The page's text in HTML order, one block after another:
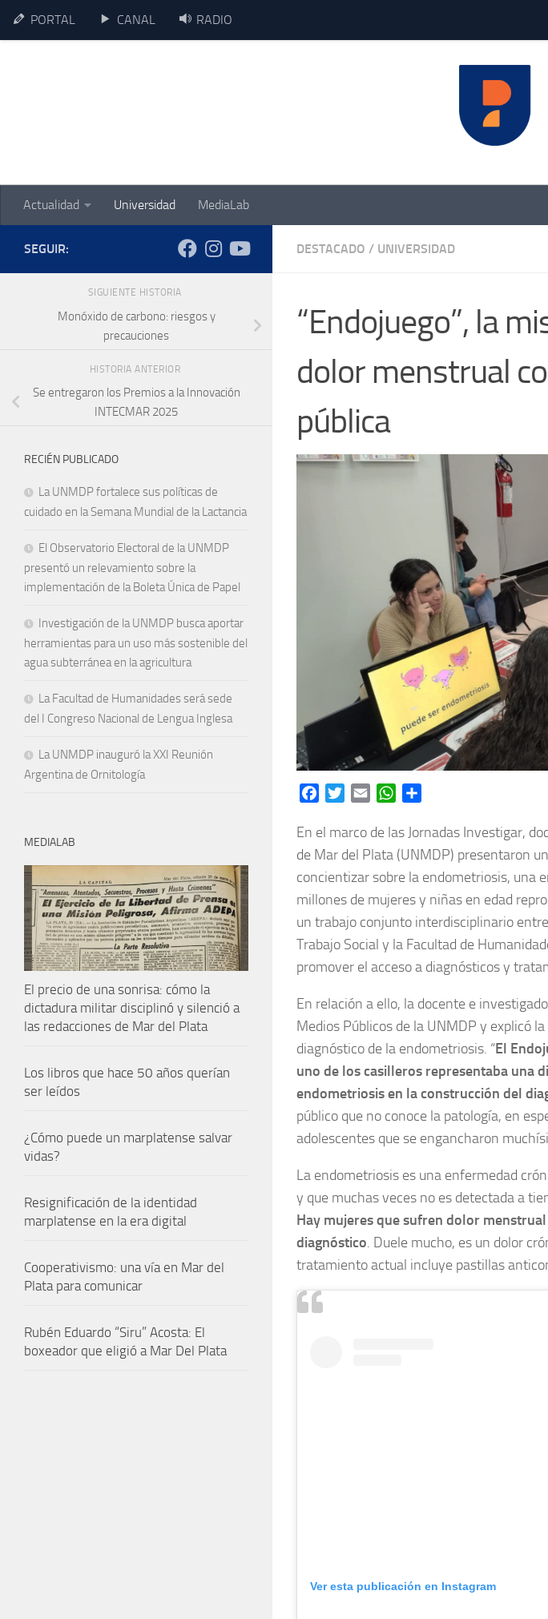
Skip to content
PORTAL CANAL RADIO
Actualidad Universidad MediaLab
DESTACADO / UNIVERSIDAD
“Endojuego”, la
dolor menstrual
pública
FacebookTwitterEmail WhatsApp
En el marco de las Jornadas Investigar,
de Mar del Plata (UNMDP) presentaron
concientizar sobre la endometriosis, una
millones de mujeres y niñas en edad
un trabajo conjunto interdisciplinario
Trabajo Social y la Facultad de
promover el acceso a diagnósticos y
En relación a ello, la docente e
Medios Públicos de la UNMDP y explicó
diagnóstico de la endometriosis. “El
uno de los casilleros representaba una
endometriosis en la construcción del
público que no conoce la patología, en
adolescentes que se engancharon
La endometriosis es una enfermedad
y que muchas veces no es detectada a
Hay mujeres que sufren dolor
diagnóstico. Duele mucho, es un dolor
tratamiento actual incluye pastillas
Ver esta publicación en Instagram
SEGUIR:
SIGUIENTE HISTORIA
Monóxido de carbono: riesgos y
precauciones
HISTORIA ANTERIOR
Se entregaron los Premios a la Innovación
INTECMAR 2025
RECIÉN PUBLICADO
La UNMDP fortalece sus políticas de
cuidado en la Semana Mundial de la Lactancia
El Observatorio Electoral de la UNMDP
presentó un relevamiento sobre la
implementación de la Boleta Única de Papel
Investigación de la UNMDP busca aportar
herramientas para un uso más sostenible del
agua subterránea en la agricultura
La Facultad de Humanidades será sede
del I Congreso Nacional de Lengua Inglesa
La UNMDP inauguró la XXI Reunión
Argentina de Ornitología
MEDIALAB
El precio de una sonrisa: cómo la
dictadura militar disciplinó y silenció a
las redacciones de Mar del Plata
Los libros que hace 50 años querían
ser leídos
¿Cómo puede un marplatense salvar
vidas?
Resignificación de la identidad
marplatense en la era digital
Cooperativismo: una vía en Mar del
Plata para comunicar
Rubén Eduardo “Siru” Acosta: El
boxeador que eligió a Mar Del Plata